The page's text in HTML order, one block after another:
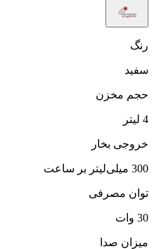
رنگ
سفید
حجم مخزن
4 لیتر
خروجی بخار
300 میلی‌لیتر بر ساعت
توان مصرفی
30 وات
میزان صدا